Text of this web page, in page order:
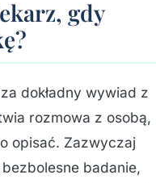
gdy
dokładny wywiad z
rozmowa z osobą,
opisać. Zazwyczaj
badanie,